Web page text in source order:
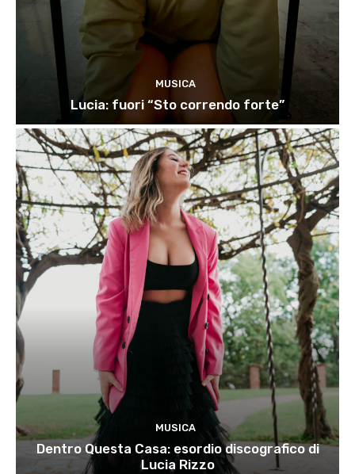
MUSICA
Lucia: fuori “Sto correndo forte”
MUSICA
Dentro Questa Casa: esordio discografico di
Lucia Rizzo